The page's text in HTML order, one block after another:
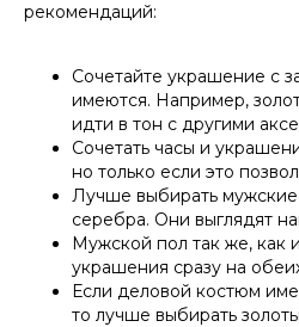
рекомендаций:
Сочетайте украшение с
имеются. Например,
идти в тон с другими
Сочетать часы и
но только если это
Лучше выбирать
серебра. Они выглядят
Мужской пол так же, как
украшения сразу на
Если деловой костюм
то лучше выбирать